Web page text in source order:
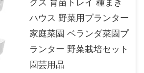
クス 育苗トレイ 種まき
ハウス 野菜用プランター
家庭菜園 ベランダ菜園プ
ランター 野菜栽培セット
園芸用品